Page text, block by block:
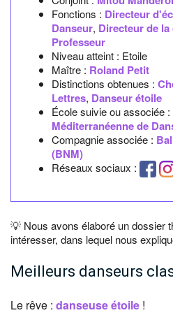
Fonctions : Directeur
Danseur, Directeur de la
Professeur
Niveau atteint : Etoile
Maître : Roland Petit
Distinctions obtenues :
Lettres, Danseur étoile
École suivie ou associée :
Méditerranéenne de
Compagnie associée :
(BNM)
Réseaux sociaux :
💡 Nous avons élaboré un dossier
intéresser, dans lequel nous
Meilleurs danseurs
Le rêve : danseuse étoile !